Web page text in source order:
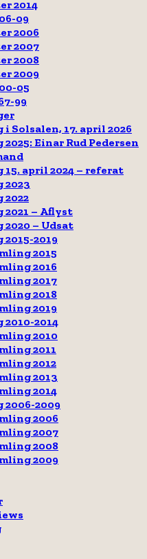
2014
09
2006
2007
2008
2009
05
99
Solsalen, 17. april 2026
Einar Rud Pedersen
april 2024 – referat
2023
– Aflyst
– Udsat
2019
2015
2016
2017
2018
2019
2014
2010
2011
2012
2013
2014
2009
2006
2007
2008
2009